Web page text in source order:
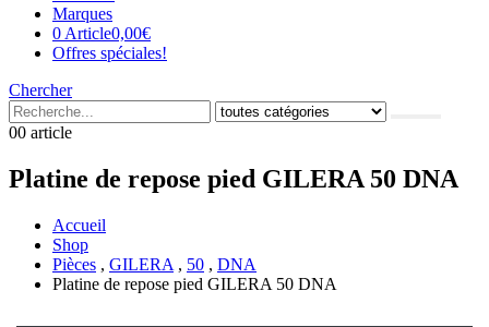
Marques
0 Article0,00€
Offres spéciales!
Chercher
00 article
Platine de repose pied GILERA 50 DNA
Accueil
Shop
Pièces , GILERA , 50 , DNA
Platine de repose pied GILERA 50 DNA